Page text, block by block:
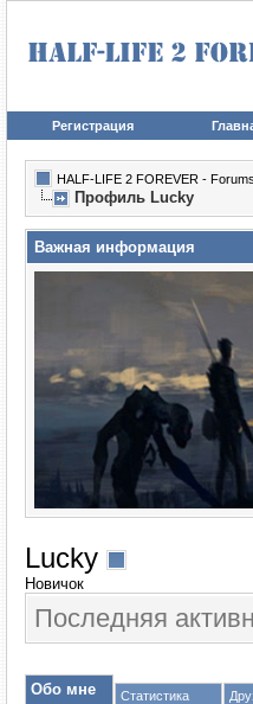
Регистрация
HALF-LIFE 2 FOREVER - Forums
Профиль Lucky
Важная информация
Lucky
Новичок
Последняя
Обо мне Статистика